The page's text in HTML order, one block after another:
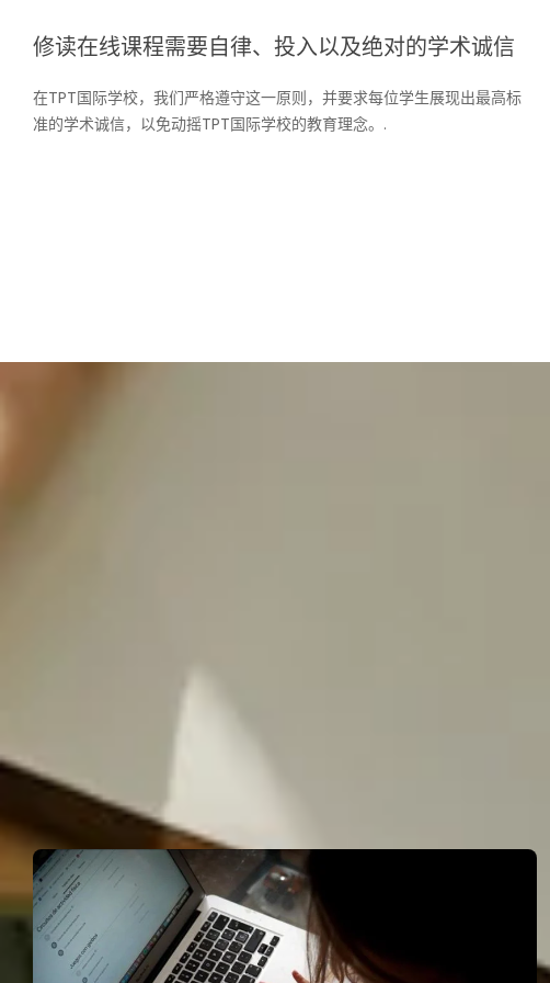
修读在线课程需要自律、投入以及绝对的学术诚信
在TPT国际学校，我们严格遵守这一原则，并要求每位学生展现出最高标
准的学术诚信，以免动摇TPT国际学校的教育理念。.